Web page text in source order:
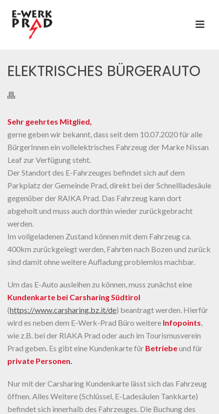
ELEKTRISCHES BÜRGERAUTO
Sehr geehrtes Mitglied,
gerne geben wir bekannt, dass seit dem 10.07.2020 für alle
BürgerInnen ein vollelektrisches Fahrzeug der Marke Nissan
Leaf zur Verfügung steht.
Der Standort des E-Fahrzeuges befindet sich auf dem
Parkplatz der Gemeinde Prad, direkt bei der Schnellladesäule
gegenüber der RAIKA Prad. Das Fahrzeug kann dort
abgeholt und muss auch dorthin wieder zurückgebracht
werden.
Im vollgeladenen Zustand können mit dem Fahrzeug ca.
400km zurückgelegt werden, Fahrten nach Bozen und zurück
sind damit ohne weitere Aufladung problemlos machbar.
Um das E-Auto ausleihen zu können, muss zunächst eine
Kundenkarte bei Carsharing Südtirol
(https://www.carsharing.bz.it/de) beantragt werden. Hierfür
wird es neben dem E-Werk-Prad Büro weitere Infopoints,
wie z.B. bei der RIAKA Prad oder auch im Tourismusverein
Prad geben. Es gibt eine Kundenkarte für Betriebeund für
private Personen.
Nur mit der Carsharing Kundenkarte lässt sich das Fahrzeug
öffnen. Alles Weitere (Schlüssel, E-Ladesäulen Tankkarte)
befindet sich innerhalb des Fahrzeuges. Die Buchung des